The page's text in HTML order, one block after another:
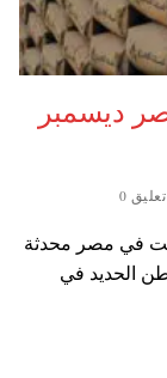
ديسمبر
تعليق 0
في مصر محدثة
سعر طن الحديد في